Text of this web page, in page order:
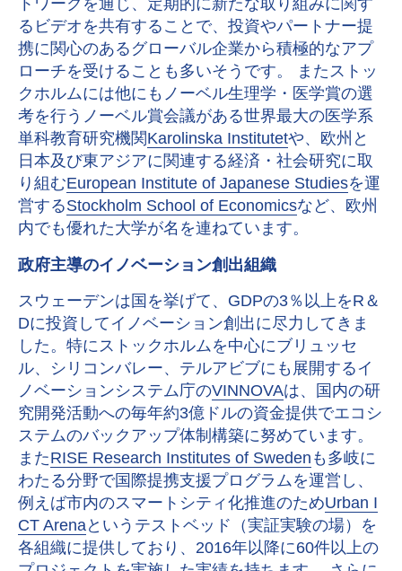
トワークを通じ、定期的に新たな取り組みに関す
るビデオを共有することで、投資やパートナー提
携に関心のあるグローバル企業から積極的なアプ
ローチを受けることも多いそうです。 またストッ
クホルムには他にもノーベル生理学・医学賞の選
考を行うノーベル賞会議がある世界最大の医学系
単科教育研究機関Karolinska Institutetや、欧州と
日本及び東アジアに関連する経済・社会研究に取
り組むEuropean Institute of Japanese Studiesを運
営するStockholm School of Economicsなど、欧州
内でも優れた大学が名を連ねています。
政府主導のイノベーション創出組織
スウェーデンは国を挙げて、GDPの3％以上をR＆
Dに投資してイノベーション創出に尽力してきま
した。特にストックホルムを中心にブリュッセ
ル、シリコンバレー、テルアビブにも展開するイ
ノベーションシステム庁のVINNOVAは、国内の研
究開発活動への毎年約3億ドルの資金提供でエコシ
ステムのバックアップ体制構築に努めています。
またRISE Research Institutes of Sweden も多岐に
わたる分野で国際提携支援プログラムを運営し、
例えば市内のスマートシティ化推進のためUrban I
CT Arenaというテストベッド（実証実験の場）を
各組織に提供しており、2016年以降に60件以上の